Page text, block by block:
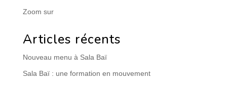
Zoom sur
Articles récents
Nouveau menu à Sala Baï
Sala Baï : une formation en mouvement